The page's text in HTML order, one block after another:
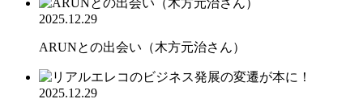
2025.12.29
ARUNとの出会い（木方元治さん）
2025.12.29